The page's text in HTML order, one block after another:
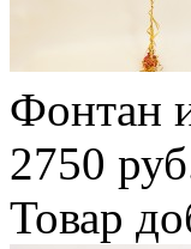
Фонтан
2750
Товар